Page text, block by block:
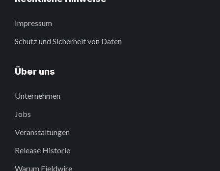
Impressum
Schutz und Sicherheit von Daten
Über uns
Unternehmen
Jobs
Veranstaltungen
Release Historie
Warum Fieldwire